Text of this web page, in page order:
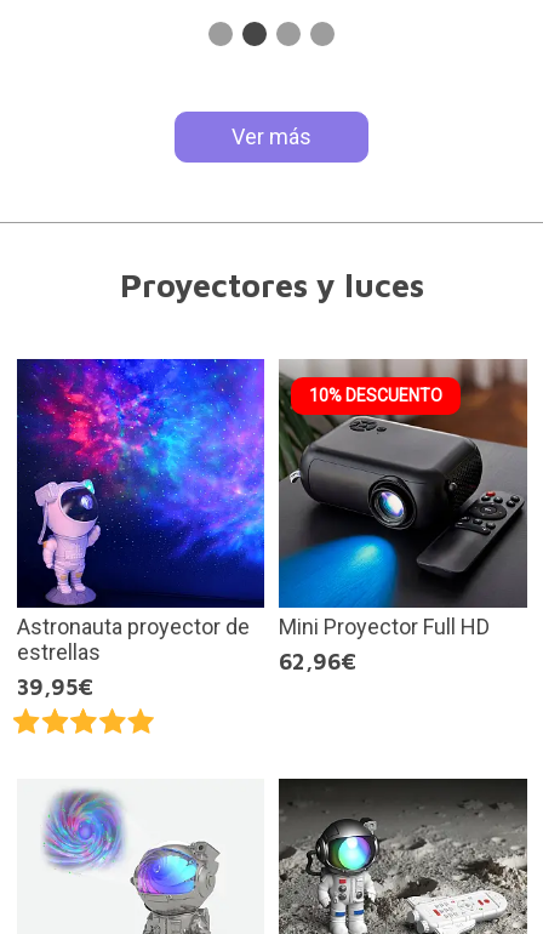
Ver más
Proyectores y luces
Astronauta proyector de
estrellas
39,95€
10% DESCUENTO
Mini Proyector Full HD
62,96€